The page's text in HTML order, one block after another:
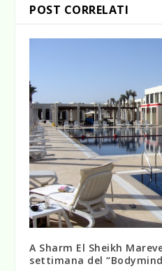
POST CORRELATI
A Sharm El Sheikh
settimana del